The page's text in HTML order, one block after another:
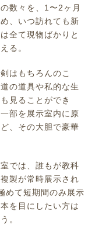
数々を、1〜2ヶ月
、いつ訪れても新
全て現物ばかりと
る。
はもちろんのこ
の道具や私的な生
見ることができ
部を展示室内に原
、その大胆で豪華
では、誰もが教科
製が常時展示され
めて短期間のみ展示
を目にしたい方は
。